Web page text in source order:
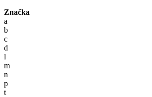
Značka
a
b
c
d
l
m
n
p
t